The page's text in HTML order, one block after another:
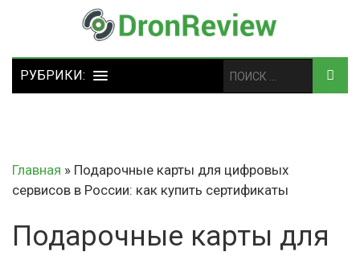
Главная » Подарочные карты для цифровых
сервисов в России: как купить сертификаты
Подарочные карты для